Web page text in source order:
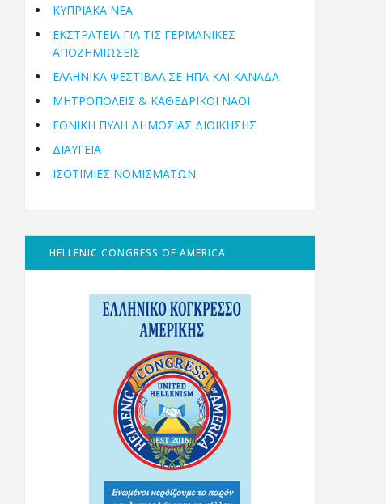
ΚΥΠΡΙΑΚΑ ΝΕΑ
ΕΚΣΤΡΑΤΕΙΑ ΓΙΑ ΤΙΣ ΓΕΡΜΑΝΙΚΕΣ
ΑΠΟΖΗΜΙΩΣΕΙΣ
ΕΛΛΗΝΙΚΆ ΦΕΣΤΙΒΆΛ ΣΕ ΗΠΑ ΚΑΙ ΚΑΝΑΔΑ
ΜΗΤΡΟΠΌΛΕΙΣ & ΚΑΘΕΔΡΙΚΟΊ ΝΑΟΊ
ΕΘΝΙΚΉ ΠΎΛΗ ΔΗΜΌΣΙΑΣ ΔΙΟΊΚΗΣΗΣ
ΔΙΑΥΓΕΙΑ
ΙΣΟΤΙΜΙΕΣ ΝΟΜΙΣΜΑΤΩΝ
HELLENIC CONGRESS OF AMERICA